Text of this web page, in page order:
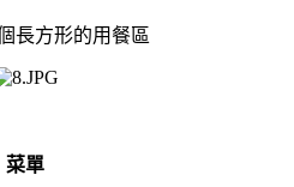
長方形的用餐區
菜單